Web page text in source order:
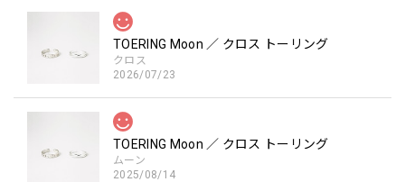
TOERING Moon ／ クロス トーリング
クロス
2026/07/23
TOERING Moon ／ クロス トーリング
ムーン
2025/08/14